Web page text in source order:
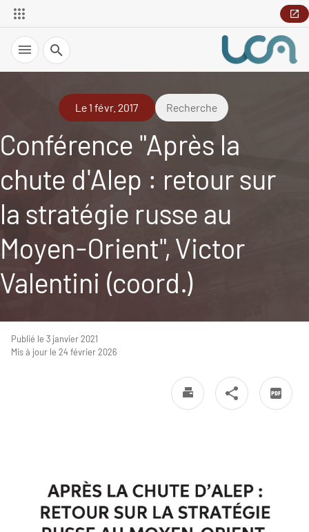
Recherche
Le 1 févr. 2017 Recherche
Conférence "Après la
chute d'Alep : retour sur
la stratégie russe au
Moyen-Orient", Victor
Valentini (coord.)
Publié le 3 janvier 2021
Mis à jour le 24 février 2026